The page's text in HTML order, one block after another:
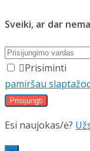
Sveiki, ar dar
Prisiminti
pamiršau
Esi naujokas/ė?